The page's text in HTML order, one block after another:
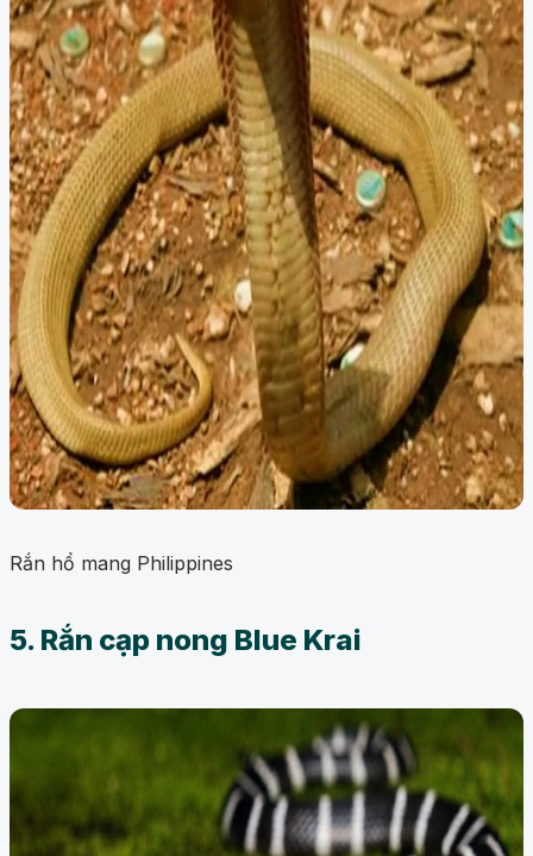
Rắn hổ mang Philippines
5. Rắn cạp nong Blue Krai